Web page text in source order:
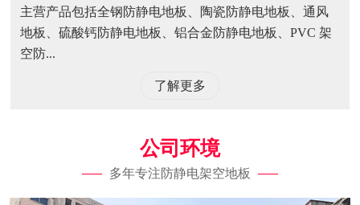
主营产品包括全钢防静电地板、陶瓷防静电地板、通风
地板、硫酸钙防静电地板、铝合金防静电地板、PVC 架
空防...
了解更多
公司环境
多年专注防静电架空地板